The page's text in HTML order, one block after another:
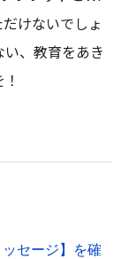
けないでしょ
、教育をあき
セージ】を確